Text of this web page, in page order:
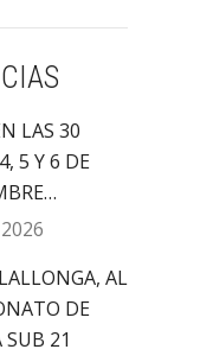
LAS 30
5 Y 6 DE
AL
DE
SUB 21